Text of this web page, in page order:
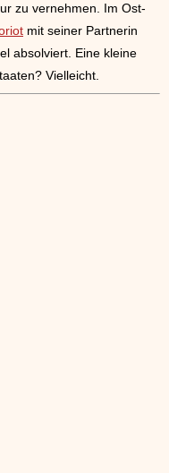
zu vernehmen. Im Ost-
mit seiner Partnerin
absolviert. Eine kleine
Vielleicht.